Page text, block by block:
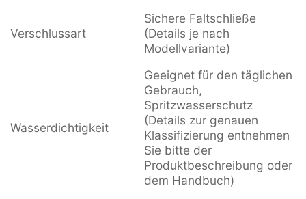
Verschlussart
Sichere Faltschließe
(Details je nach
Modellvariante)
Wasserdichtigkeit
Geeignet für den täglichen
Gebrauch,
Spritzwasserschutz
(Details zur genauen
Klassifizierung entnehmen
Sie bitte der
Produktbeschreibung oder
dem Handbuch)